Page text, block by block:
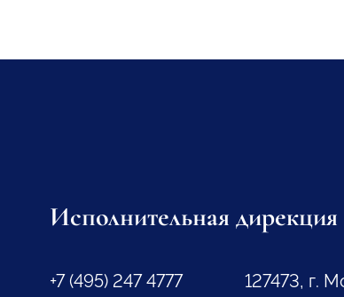
Исполнительная дирекция
+7 (495) 247 4777
127473, г.